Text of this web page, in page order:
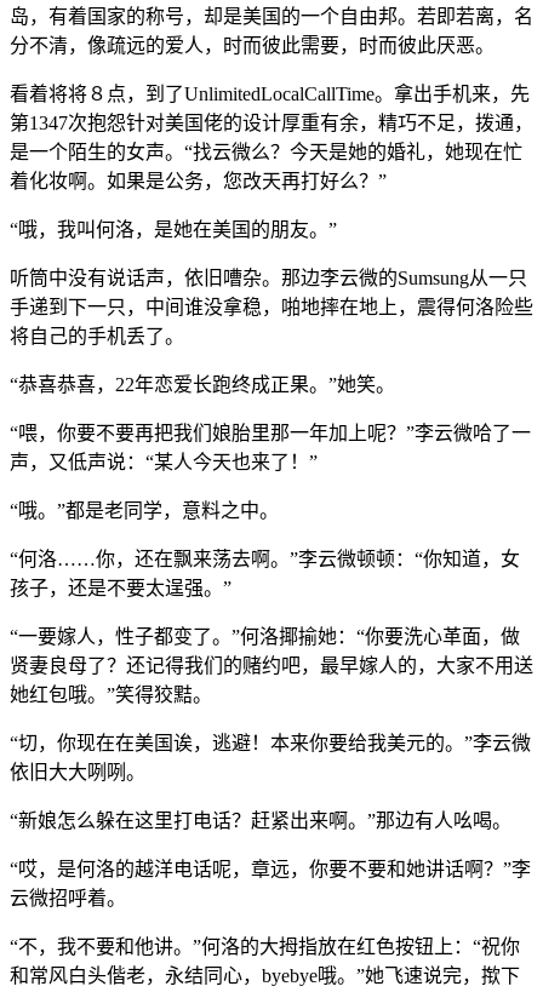
岛，有着国家的称号，却是美国的一个自由邦。若即若离，名
分不清，像疏远的爱人，时而彼此需要，时而彼此厌恶。
看着将将８点，到了UnlimitedLocalCallTime。拿出手机来，先
第1347次抱怨针对美国佬的设计厚重有余，精巧不足，拨通，
是一个陌生的女声。“找云微么？今天是她的婚礼，她现在忙
着化妆啊。如果是公务，您改天再打好么？”
“哦，我叫何洛，是她在美国的朋友。”
听筒中没有说话声，依旧嘈杂。那边李云微的Sumsung从一只
手递到下一只，中间谁没拿稳，啪地摔在地上，震得何洛险些
将自己的手机丢了。
“恭喜恭喜，22年恋爱长跑终成正果。”她笑。
“喂，你要不要再把我们娘胎里那一年加上呢？”李云微哈了一
声，又低声说：“某人今天也来了！”
“哦。”都是老同学，意料之中。
“何洛……你，还在飘来荡去啊。”李云微顿顿：“你知道，女
孩子，还是不要太逞强。”
“一要嫁人，性子都变了。”何洛揶揄她：“你要洗心革面，做
贤妻良母了？还记得我们的赌约吧，最早嫁人的，大家不用送
她红包哦。”笑得狡黠。
“切，你现在在美国诶，逃避！本来你要给我美元的。”李云微
依旧大大咧咧。
“新娘怎么躲在这里打电话？赶紧出来啊。”那边有人吆喝。
“哎，是何洛的越洋电话呢，章远，你要不要和她讲话啊？”李
云微招呼着。
“不，我不要和他讲。”何洛的大拇指放在红色按钮上：“祝你
和常风白头偕老，永结同心，byebye哦。”她飞速说完，揿下